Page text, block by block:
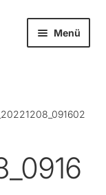
Menü
öffnen